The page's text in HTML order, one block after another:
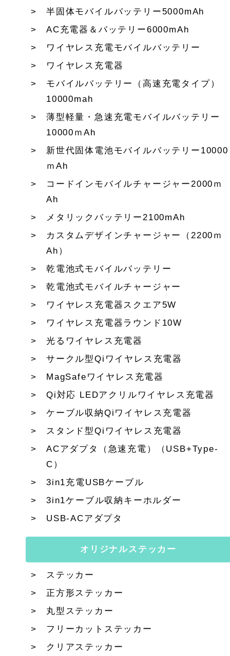
半固体モバイルバッテリー5000mAh
AC充電器＆バッテリー6000mAh
ワイヤレス充電モバイルバッテリー
ワイヤレス充電器
モバイルバッテリー（高速充電タイプ）
10000mah
薄型軽量・急速充電モバイルバッテリー
10000ｍAh
新世代固体電池モバイルバッテリー10000
ｍAh
コードインモバイルチャージャー2000ｍ
Ah
メタリックバッテリー2100mAh
カスタムデザインチャージャー（2200ｍ
Ah）
乾電池式モバイルバッテリー
乾電池式モバイルチャージャー
ワイヤレス充電器スクエア5W
ワイヤレス充電器ラウンド10W
光るワイヤレス充電器
サークル型Qiワイヤレス充電器
MagSafeワイヤレス充電器
Qi対応 LEDアクリルワイヤレス充電器
ケーブル収納Qiワイヤレス充電器
スタンド型Qiワイヤレス充電器
ACアダプタ（急速充電）（USB+Type-
C）
3in1充電USBケーブル
3in1ケーブル収納キーホルダー
USB-ACアダプタ
オリジナルステッカー
ステッカー
正方形ステッカー
丸型ステッカー
フリーカットステッカー
クリアステッカー